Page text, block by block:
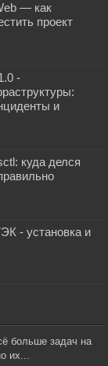
— как
проект
-
и
куда делся
- установка и
больше задач на
их...